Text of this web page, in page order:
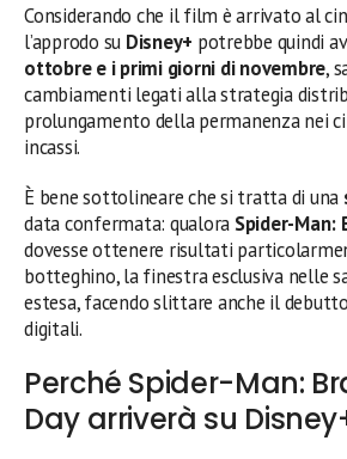
Considerando che il film è arrivato al
l’approdo su Disney+ potrebbe quindi
ottobre e i primi giorni di novembre,
cambiamenti legati alla strategia
prolungamento della permanenza nei
incassi.
È bene sottolineare che si tratta di una
data confermata: qualora Spider-Man:
dovesse ottenere risultati
botteghino, la finestra esclusiva nelle
estesa, facendo slittare anche il
digitali.
Perché Spider-Man:
Day arriverà su